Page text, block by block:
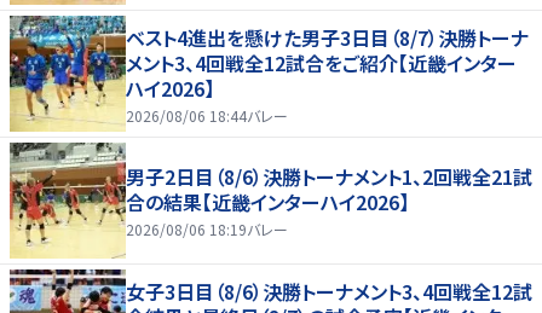
ベスト4進出を懸けた男子3日目（8/7）決勝トーナ
メント3、4回戦全12試合をご紹介【近畿インター
ハイ2026】
2026/08/06 18:44バレー
男子2日目（8/6）決勝トーナメント1、2回戦全21試
合の結果【近畿インターハイ2026】
2026/08/06 18:19バレー
女子3日目（8/6）決勝トーナメント3、4回戦全12試